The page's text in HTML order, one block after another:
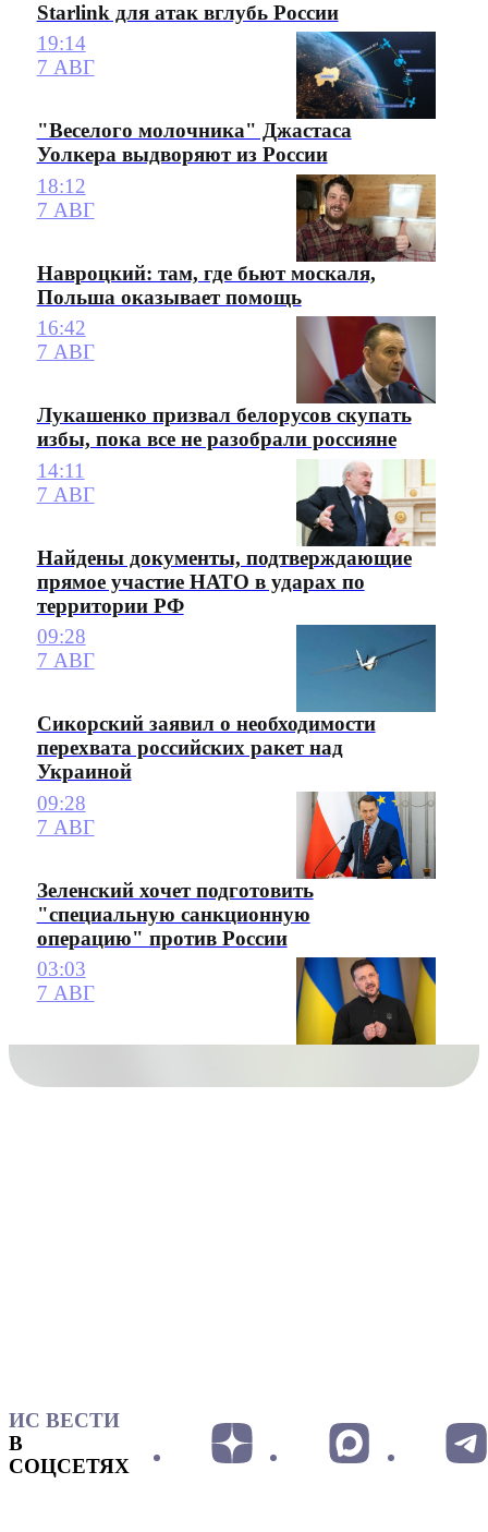
Starlink для атак вглубь России
19:14
7 АВГ
"Веселого молочника" Джастаса
Уолкера выдворяют из России
18:12
7 АВГ
Навроцкий: там, где бьют москаля,
Польша оказывает помощь
16:42
7 АВГ
Лукашенко призвал белорусов скупать
избы, пока все не разобрали россияне
14:11
7 АВГ
Найдены документы, подтверждающие
прямое участие НАТО в ударах по
территории РФ
09:28
7 АВГ
Сикорский заявил о необходимости
перехвата российских ракет над
Украиной
09:28
7 АВГ
Зеленский хочет подготовить
"специальную санкционную
операцию" против России
03:03
7 АВГ
ИС ВЕСТИ
В
СОЦСЕТЯХ